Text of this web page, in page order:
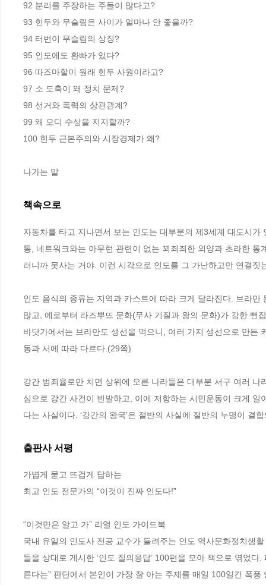
92 분리를 주장하는 주들이 많다고?
93 힌두와 무슬림은 사이가 얼마나 안 좋을까?
94 터번이 무슬림의 상징?
95 인도에도 환빠가 있다?
96 따즈마할이 원래 힌두 사원이라고?
97 소 도축이 왜 정치 문제?
98 선거와 폭력의 상관관계?
99 왜 모디 수상을 지지할까?
100 힌두 근본주의와 시장경제가 왜?
나가는 말
책속으로
자동차를 타고 지나면서 보는 인도는 대부분의 제3세계 대도시
통, 네트워크와는 아무런 관련이 없는 꾀죄죄한 외양과 초라한
러니까 못사는 거야. 이런 시각으로 인도를 그 가난하고만 연결짓
인도 음식의 종류는 지역과 카스트에 따라 크게 달라진다. 브라
많고, 예로부터 라즈뿌뜨 문화(무사 기질과 왕의 문화)가 강한 뻔
바닷가에서는 브라만도 생선을 먹으니, 여러 가지 생선으로 만든
동과 서에 따라 다르다.(29쪽)
강간 범죄율로만 치면 상위에 오른 나라들은 대부분 서구 여러
심으로 강간 사건이 빈발하고, 이에 저항하는 시민운동이 크게 일
다는 사실이다. ‘강간의 왕국’은 절반의 사실에 절반의 누명이 결
출판사 서평
가볍게 묻고 뜨겁게 답하는
최고 인도 전문가의 “이것이 진짜 인도다!”
“이것만은 알고 가” 리얼 인도 가이드북
국내 유일의 인도사 전공 교수가 들려주는 인도 역사문화정치생
들을 상대로 게시한 ‘인도 질의응답’ 100편을 모아 책으로 엮었
른다는” 판단에서 본인이 가장 잘 아는 주제를 매일 100일간 폭